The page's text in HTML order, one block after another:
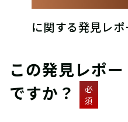
に関する発見レ
この発見レポ
ですか？
必
須